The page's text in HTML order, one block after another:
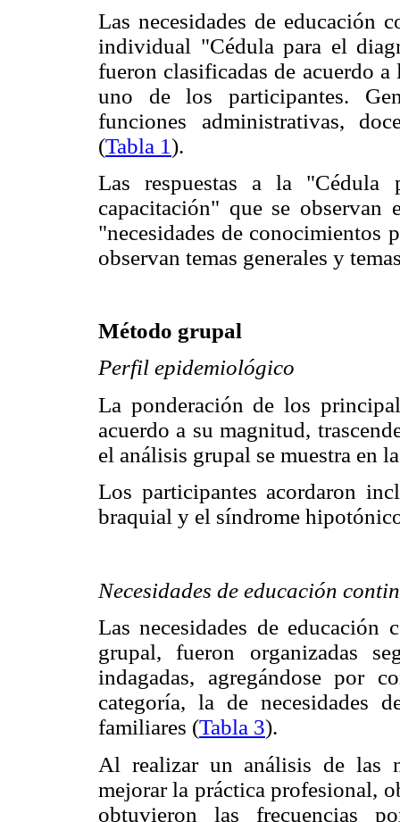
Las necesidades de educación
individual "Cédula para el
fueron clasificadas de acuerdo
uno de los participantes.
funciones administrativas,
(Tabla 1).
Las respuestas a la "Cédula
capacitación" que se
"necesidades de conocimientos
observan temas generales y
Método grupal
Perfil epidemiológico
La ponderación de los
acuerdo a su magnitud,
el análisis grupal se muestra en
Los participantes acordaron
braquial y el síndrome
Necesidades de educación
Las necesidades de educación
grupal, fueron organizadas
indagadas, agregándose por
categoría, la de necesidades
familiares (Tabla 3).
Al realizar un análisis de las
mejorar la práctica profesional,
obtuvieron las frecuencias